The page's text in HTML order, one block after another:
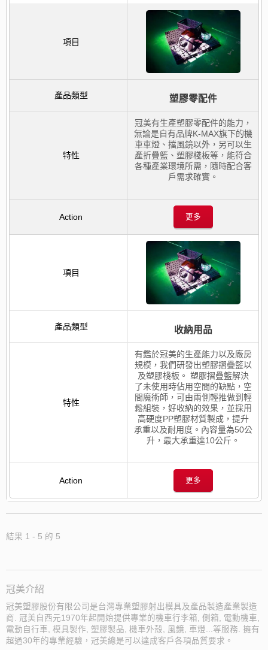
塑膠零配件
冠美有生產塑膠零配件的能力，
無論是自有品牌K-MAX旗下的機
車車燈、擋風鏡以外，另可以生
產折疊籃、塑膠棧板等，能符合
各種產業環境所需，隨時配合客
戶需求確實。
更多
收納用品
有鑑於冠美的生產能力以及廠房
規模，我們研發出塑膠摺疊籃以
及塑膠棧板。 塑膠摺疊籃解決
了未使用時佔用空間的缺點，空
間魔術師，可由兩側輕推做到輕
鬆組裝，好收納的效果，並採用
高硬度PP塑膠材質製成，提升
承重以及耐用度。內容量為50公
升，最大承重達10公斤。
更多
結果 1 - 5 的 5
冠美介紹
冠美塑膠股份有限公司是台灣專業塑膠射出模具及產品製造產業製造
商. 冠美自西元1970年起開始提供專業的機車行李箱, 側箱, 電動機車,
電動自行車, 模具製作, 塑膠製品, 機車外殼, 風鏡, 車燈...等服務. 擁有
超過30年的專業經驗，冠美總是可以達成客戶各項品質要求。